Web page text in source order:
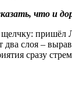
что и
пришёл
слоя –
сразу